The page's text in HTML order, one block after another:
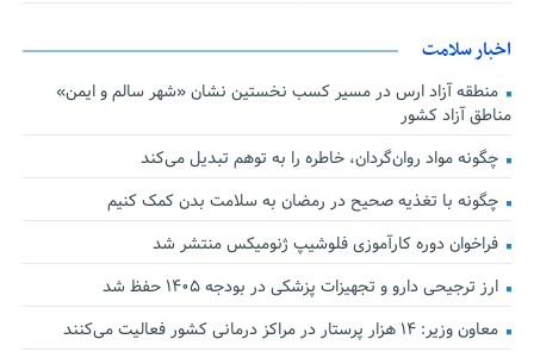
اخبار سلامت
منطقه آزاد ارس در مسیر کسب نخستین نشان «شهر سالم و ایمن»
مناطق آزاد کشور
چگونه مواد روان‌گردان، خاطره را به توهم تبدیل می‌کند
چگونه با تغذیه صحیح در رمضان به سلامت بدن کمک کنیم
فراخوان دوره کارآموزی فلوشیپ ژنومیکس منتشر شد
ارز ترجیحی دارو و تجهیزات پزشکی در بودجه ۱۴۰۵ حفظ شد
معاون وزیر: ۱۴ هزار پرستار در مراکز درمانی کشور فعالیت می‌کنند